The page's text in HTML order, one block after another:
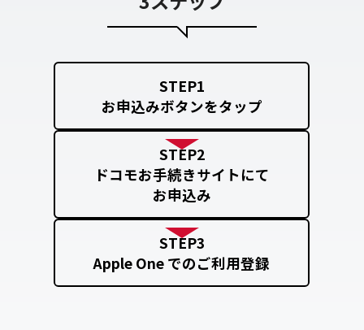
STEP1
お申込みボタンをタップ
STEP2
ドコモお手続きサイトにて
お申込み
STEP3
Apple One でのご利用登録